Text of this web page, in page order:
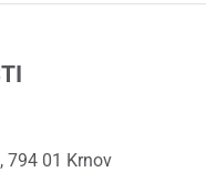
794 01 Krnov